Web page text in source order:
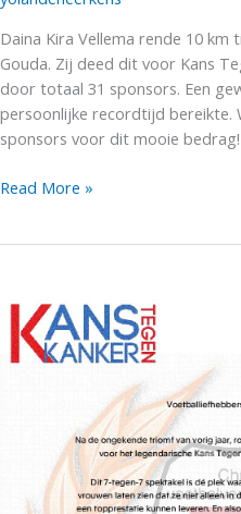
Daina Kira Vellema rende 10 km
Gouda. Zij deed dit voor Kans
door totaal 31 sponsors. Een
persoonlijke recordtijd bereikte.
sponsors voor dit mooie bedrag!
Daina
elkaar
voor
Kans
Read More »